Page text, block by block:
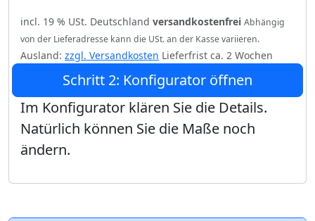
incl. 19 % USt. Deutschland versandkostenfrei Abhängig
von der Lieferadresse kann die USt. an der Kasse variieren.
Ausland: zzgl. Versandkosten Lieferfrist ca. 2 Wochen
Schritt 2: Konfigurator öffnen
Im Konfigurator klären Sie die Details.
Natürlich können Sie die Maße noch
ändern.